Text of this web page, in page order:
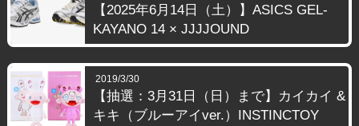
【2025年6月14日（土）】ASICS GEL-
KAYANO 14 × JJJJOUND
2019/3/30
【抽選：3月31日（日）まで】カイカイ &
キキ（ブルーアイver.）INSTINCTOY